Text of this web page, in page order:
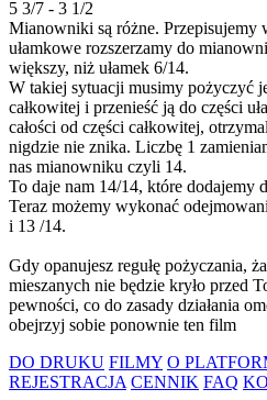
5 3/7 - 3 1/2
Mianowniki są różne. Przepisujemy
ułamkowe rozszerzamy do
większy, niż ułamek 6/14.
W takiej sytuacji musimy pożyczyć
całkowitej i przenieść ją do części
całości od części całkowitej,
nigdzie nie znika. Liczbę 1
nas mianowniku czyli 14.
To daje nam 14/14, które dodajemy
Teraz możemy wykonać
i 13 /14.
Gdy opanujesz regułę pożyczania,
mieszanych nie będzie kryło przed
pewności, co do zasady działania
obejrzyj sobie ponownie ten film
DO DRUKU FILMY O
REJESTRACJA CENNIK FAQ